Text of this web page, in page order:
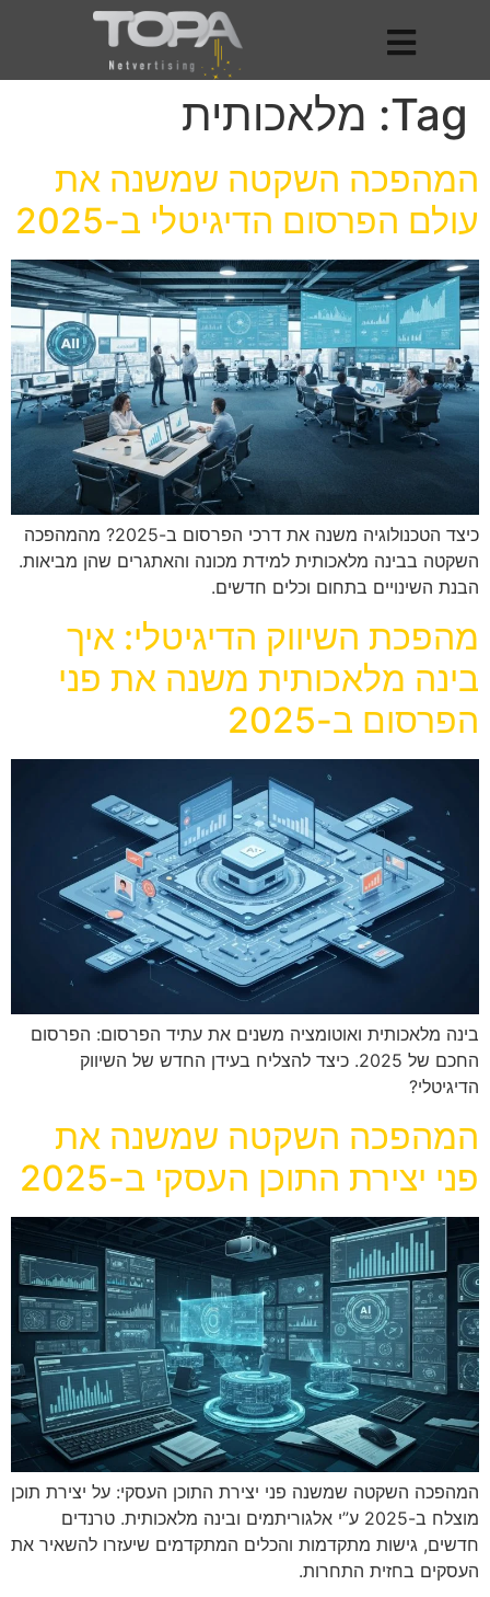
Tag: מלאכותית
המהפכה השקטה שמשנה את
עולם הפרסום הדיגיטלי ב-2025
כיצד הטכנולוגיה משנה את דרכי הפרסום ב-2025? מהמהפכה
השקטה בבינה מלאכותית למידת מכונה והאתגרים שהן מביאות.
הבנת השינויים בתחום וכלים חדשים.
מהפכת השיווק הדיגיטלי: איך
בינה מלאכותית משנה את פני
הפרסום ב-2025
בינה מלאכותית ואוטומציה משנים את עתיד הפרסום: הפרסום
החכם של 2025. כיצד להצליח בעידן החדש של השיווק
הדיגיטלי?
המהפכה השקטה שמשנה את
פני יצירת התוכן העסקי ב-2025
המהפכה השקטה שמשנה פני יצירת התוכן העסקי: על יצירת תוכן
מוצלח ב-2025 ע”י אלגוריתמים ובינה מלאכותית. טרנדים
חדשים, גישות מתקדמות והכלים המתקדמים שיעזרו להשאיר את
העסקים בחזית התחרות.